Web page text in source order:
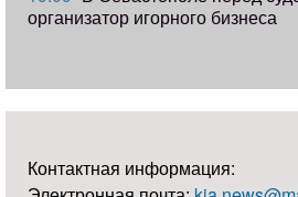
организатор игорного бизнеса
Контактная информация: